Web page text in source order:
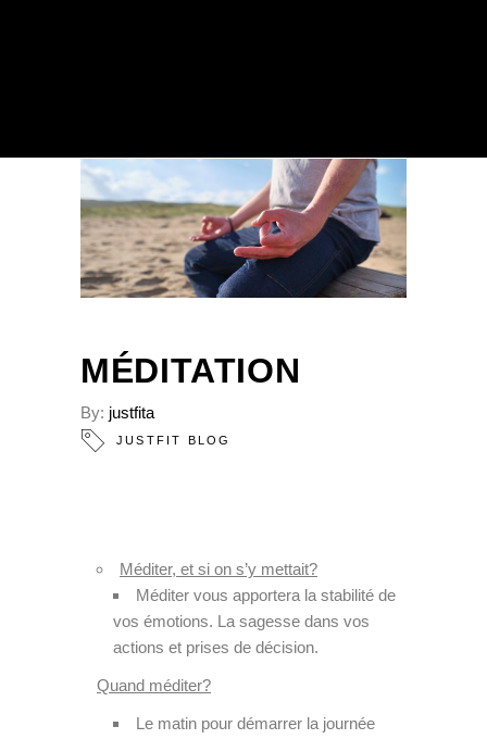
MÉDITATION
By: justfita
JUSTFIT BLOG
Méditer, et si on s’y mettait?
Méditer vous apportera la stabilité de
vos émotions. La sagesse dans vos
actions et prises de décision.
Quand méditer?
Le matin pour démarrer la journée